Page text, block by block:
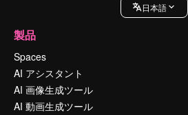
日本語
製品
Spaces
AI アシスタント
AI 画像生成ツール
AI 動画生成ツール